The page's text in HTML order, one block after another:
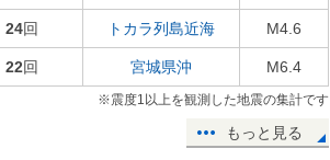
24回 トカラ列島近海 M4.6
22回 宮城県沖 M6.4
※震度1以上を観測した地震の集計です
もっと見る